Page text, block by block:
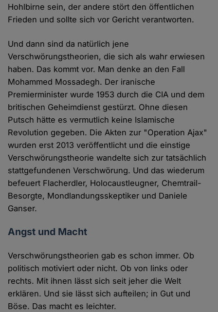
Hohlbirne sein, der andere stört den öffentlichen
Frieden und sollte sich vor Gericht verantworten.
Und dann sind da natürlich jene
Verschwörungstheorien, die sich als wahr erwiesen
haben. Das kommt vor. Man denke an den Fall
Mohammed Mossadegh. Der iranische
Premierminister wurde 1953 durch die CIA und dem
britischen Geheimdienst gestürzt. Ohne diesen
Putsch hätte es vermutlich keine Islamische
Revolution gegeben. Die Akten zur "Operation Ajax"
wurden erst 2013 veröffentlicht und die einstige
Verschwörungstheorie wandelte sich zur tatsächlich
stattgefundenen Verschwörung. Und das wiederum
befeuert Flacherdler, Holocaustleugner, Chemtrail-
Besorgte, Mondlandungsskeptiker und Daniele
Ganser.
Angst und Macht
Verschwörungstheorien gab es schon immer. Ob
politisch motiviert oder nicht. Ob von links oder
rechts. Mit ihnen lässt sich seit jeher die Welt
erklären. Und sie lässt sich aufteilen; in Gut und
Böse. Das macht es leichter.